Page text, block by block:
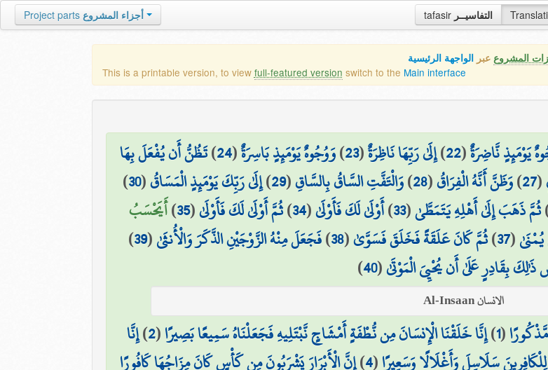
tafasir التفاسيــر Project parts أجزاء المشروع
المشروع عبر الواجهة الرئيسية
This is a printable version, to view full-featured version switch to the Main interface
يَوْمَئِذٍ نَّاضِرَةٌ(
22
)إِلَىٰ رَبِّهَا نَاظِرَةٌ(
23
)وَوُجُوهٌ يَوْمَئِذٍ بَاسِرَةٌ(
24
)تَظُنُّ أَن يُفْعَلَ بِهَا
(
27
)وَظَنَّ أَنَّهُ الْفِرَاقُ(
28
)وَالْتَفَّتِ السَّاقُ بِالسَّاقِ(
29
)إِلَىٰ رَبِّكَ يَوْمَئِذٍ الْمَسَاقُ(
30
)
ثُمَّ ذَهَبَ إِلَىٰ أَهْلِهِ يَتَمَطَّىٰ(
33
)أَوْلَىٰ لَكَ فَأَوْلَىٰ(
34
)ثُمَّ أَوْلَىٰ لَكَ فَأَوْلَىٰ(
35
)أَيَحْسَبُ
(
37
)ثُمَّ كَانَ عَلَقَةً فَخَلَقَ فَسَوَّىٰ(
38
)فَجَعَلَ مِنْهُ الزَّوْجَيْنِ الذَّكَرَ وَالْأُنثَىٰ(
39
)
بِقَادِرٍ عَلَىٰ أَن يُحْيِيَ الْمَوْتَىٰ(
40
)
الانسان Al-Insaan
(
1
)إِنَّا خَلَقْنَا الْإِنسَانَ مِن نُّطْفَةٍ أَمْشَاجٍ نَّبْتَلِيهِ فَجَعَلْنَاهُ سَمِيعًا بَصِيرًا(
2
)إِنَّا
سَلَاسِلَ وَأَغْلَالًا وَسَعِيرًا(
4
)إِنَّ الْأَبْرَارَ يَشْرَبُونَ مِن كَأْسٍ كَانَ مِزَاجُهَا كَافُورًا